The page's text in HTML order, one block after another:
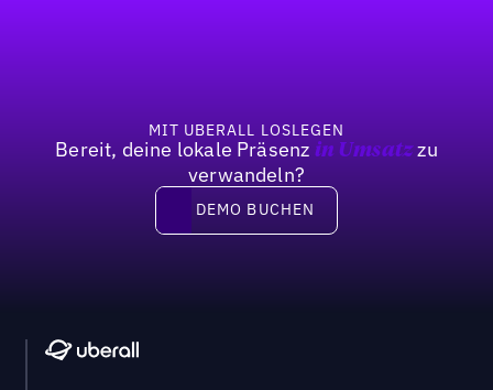
MIT UBERALL LOSLEGEN
Bereit, deine lokale Präsenz in Umsatzzu
verwandeln?
DEMO BUCHEN
DEMO BUCHEN